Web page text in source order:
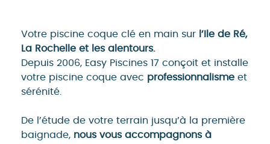
Votre piscine coque clé en main sur l’Ile de Ré,
La Rochelle et les alentours.
Depuis 2006, Easy Piscines 17 conçoit et installe
votre piscine coque avec professionnalisme et
sérénité.
De l’étude de votre terrain jusqu’à la première
baignade, nous vous accompagnons à